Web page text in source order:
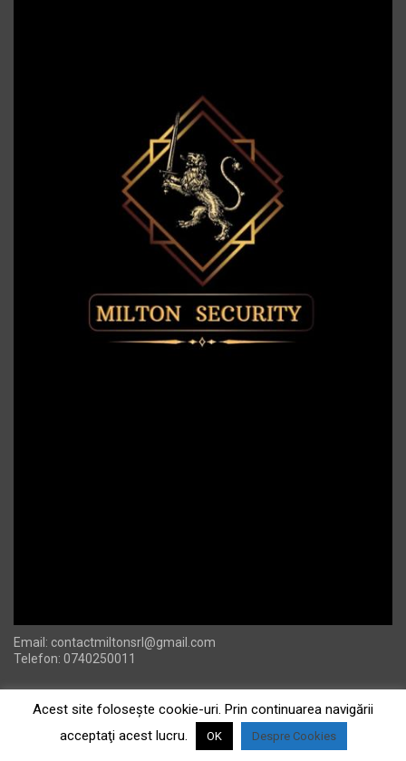
Email: contactmiltonsrl@gmail.com
Telefon: 0740250011
Acest site foloseşte cookie-uri. Prin continuarea navigării
acceptaţi acest lucru.
OK Despre Cookies